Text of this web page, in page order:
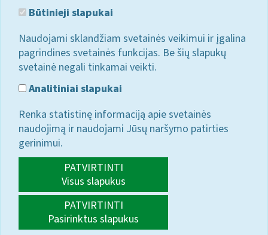
Būtinieji slapukai
Naudojami sklandžiam svetainės veikimui ir įgalina
pagrindines svetainės funkcijas. Be šių slapukų
svetainė negali tinkamai veikti.
Analitiniai slapukai
Renka statistinę informaciją apie svetainės
naudojimą ir naudojami Jūsų naršymo patirties
gerinimui.
PATVIRTINTI
Visus slapukus
PATVIRTINTI
Pasirinktus slapukus